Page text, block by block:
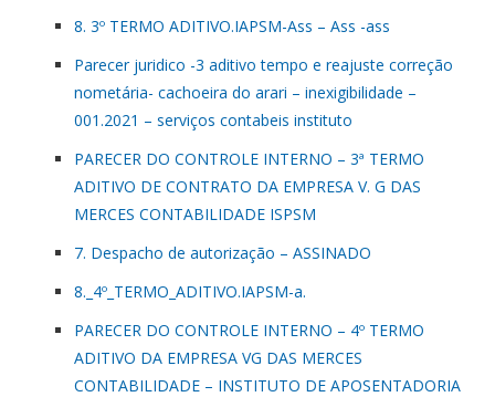
8. 3º TERMO ADITIVO.IAPSM-Ass – Ass -ass
Parecer juridico -3 aditivo tempo e reajuste correção
nometária- cachoeira do arari – inexigibilidade –
001.2021 – serviços contabeis instituto
PARECER DO CONTROLE INTERNO – 3ª TERMO
ADITIVO DE CONTRATO DA EMPRESA V. G DAS
MERCES CONTABILIDADE ISPSM
7. Despacho de autorização – ASSINADO
8._4º_TERMO_ADITIVO.IAPSM-a.
PARECER DO CONTROLE INTERNO – 4º TERMO
ADITIVO DA EMPRESA VG DAS MERCES
CONTABILIDADE – INSTITUTO DE APOSENTADORIA